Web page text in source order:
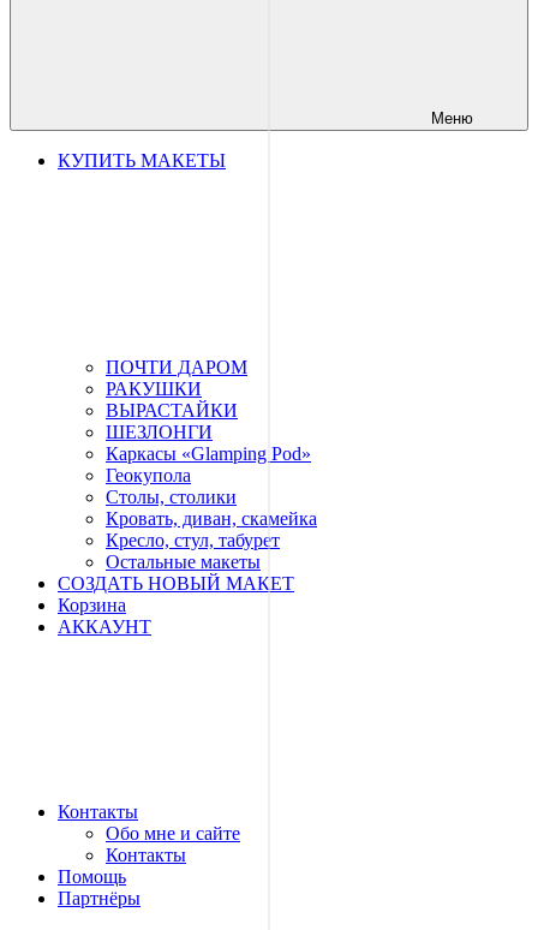
Меню
КУПИТЬ МАКЕТЫ
ПОЧТИ ДАРОМ
РАКУШКИ
ВЫРАСТАЙКИ
ШЕЗЛОНГИ
Каркасы «Glamping Pod»
Геокупола
Столы, столики
Кровать, диван, скамейка
Кресло, стул, табурет
Остальные макеты
СОЗДАТЬ НОВЫЙ МАКЕТ
Корзина
АККАУНТ
Контакты
Обо мне и сайте
Контакты
Помощь
Партнёры